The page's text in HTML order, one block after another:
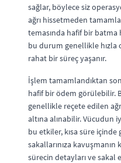
sağlar, böylece siz
ağrı hissetmeden
temasında hafif bir batma
bu durum genellikle hızla
rahat bir süreç yaşanır.
İşlem tamamlandıktan
hafif bir ödem görülebilir.
genellikle reçete edilen
altına alınabilir. Vücudun
bu etkiler, kısa süre içinde
sakallarınıza kavuşmanın
sürecin detayları ve sakal